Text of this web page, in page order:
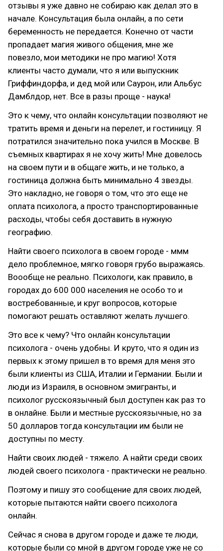
отзывы я уже давно не собираю как делал это в
начале. Консультация была онлайн, а по сети
беременность не передается. Конечно от части
пропадает магия живого общения, мне же
повезло, мои методики не про магию! Хотя
клиенты часто думали, что я или выпускник
Гриффиндорфа, и дед мой или Саурон, или Альбус
Дамблдор, нет. Все в разы проще - наука!
Это к чему, что онлайн консультации позволяют не
тратить время и деньги на перелет, и гостиницу. Я
потратился значительно пока учился в Москве. В
съемных квартирах я не хочу жить! Мне довелось
на своем пути и в общаге жить, и не только, а
гостиница должна быть минимально 4 звезды.
Это накладно, не говоря о том, что это еще не
оплата психолога, а просто транспортированные
расходы, чтобы себя доставить в нужную
географию.
Найти своего психолога в своем городе - ммм
дело проблемное, мягко говоря грубо выражаясь.
Воообще не реально. Психологи, как правило, в
городах до 600 000 населения не особо то и
востребованные, и круг вопросов, которые
помогают решать оставляют желать лучшего.
Это все к чему? Что онлайн консультации
психолога - очень удобны. И круто, что я один из
первых к этому пришел в то время для меня это
были клиенты из США, Италии и Германии. Были и
люди из Израиля, в основном эмигранты, и
психолог русскоязычный был доступен как раз то
в онлайне. Были и местные русскоязычные, но за
50 долларов тогда консультации им были не
доступны по месту.
Найти своих людей - тяжело. А найти среди своих
людей своего психолога - практически не реально.
Поэтому и пишу это сообщение для своих людей,
которые пытаются найти своего психолога
онлайн.
Сейчас я снова в другом городе и даже те люди,
которые были со мной в другом городе уже не со